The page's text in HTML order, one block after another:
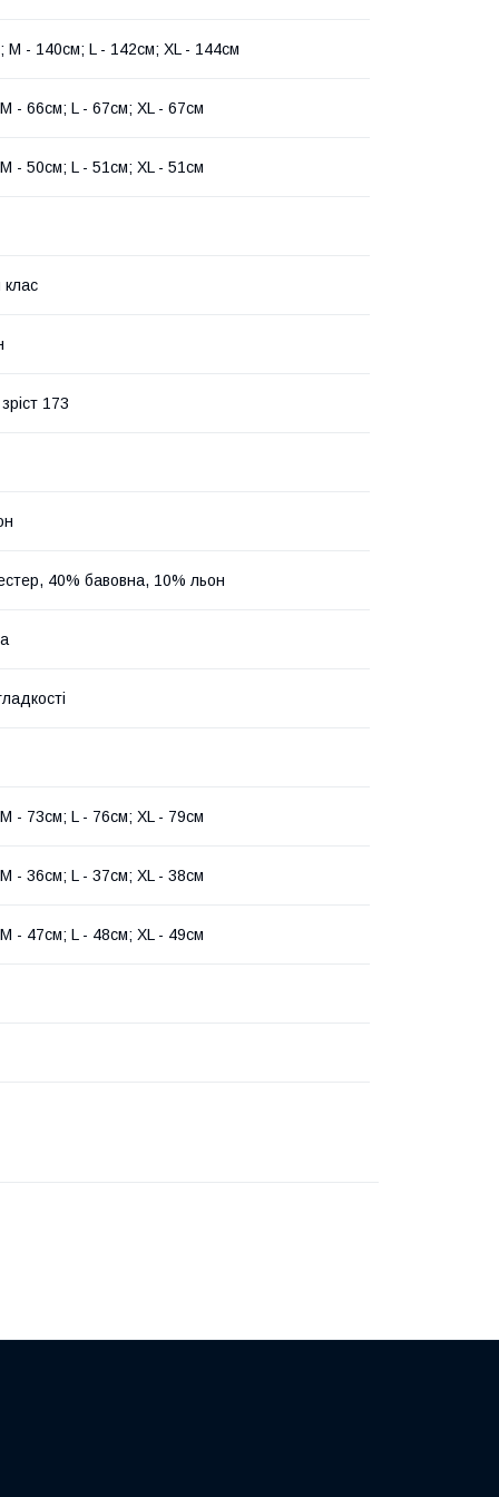
M - 140см; L - 142см; XL - 144см
- 66см; L - 67см; XL - 67см
- 50см; L - 51см; XL - 51см
клас
173
40% бавовна, 10% льон
- 73см; L - 76см; XL - 79см
- 36см; L - 37см; XL - 38см
- 47см; L - 48см; XL - 49см